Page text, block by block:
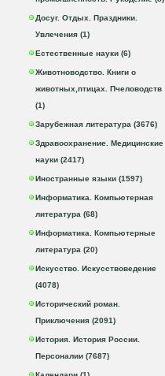
Досуг. Отдых. Праздники.
Увлечения (1)
Естественные науки (6)
Животноводство. Книги о
животных,птицах. Пчеловодств
(1)
Зарубежная литература (3676)
Здравоохранение. Медицинские
науки (2417)
Иностранные языки (1597)
Информатика. Компьютерная
литература (68)
Информатика. Компьютерные
литература (20)
Искусство. Искусствоведение
(4078)
Исторический роман.
Приключения (2091)
История. История России.
Персоналии (7687)